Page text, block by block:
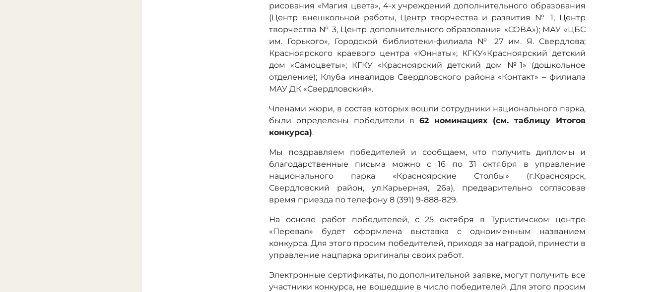
рисования «Магия цвета», 4-х учреждений дополнительного образования
(Центр внешкольной работы, Центр творчества и развития № 1, Центр
творчества № 3, Центр дополнительного образования «СОВА»); МАУ «ЦБС
им. Горького», Городской библиотеки-филиала № 27 им. Я. Свердлова;
Красноярского краевого центра «Юннаты»; КГКУ«Красноярский детский
дом «Самоцветы»; КГКУ «Красноярский детский дом №1» (дошкольное
отделение); Клуба инвалидов Свердловского района «Контакт» – филиала
МАУ ДК «Свердловский».
Членами жюри, в состав которых вошли сотрудники национального парка,
были определены победители в62 номинациях (см. таблицу Итогов
конкурса).
Мы поздравляем победителей и сообщаем, что получить дипломы и
благодарственные письма можно с 16 по 31 октября в управление
национального парка «Красноярские Столбы» (г.Красноярск,
Свердловский район, ул.Карьерная, 26а), предварительно согласовав
время приезда по телефону 8 (391) 9-888-829.
На основе работ победителей, с 25 октября в Туристичском центре
«Перевал» будет оформлена выставка с одноименным названием
конкурса. Для этого просим победителей, приходя за наградой, принести в
управление нацпарка оригиналы своих работ.
Электронные сертификаты, по дополнительной заявке, могут получить все
участники конкурса, не вошедшие в число победителей. Для этого просим